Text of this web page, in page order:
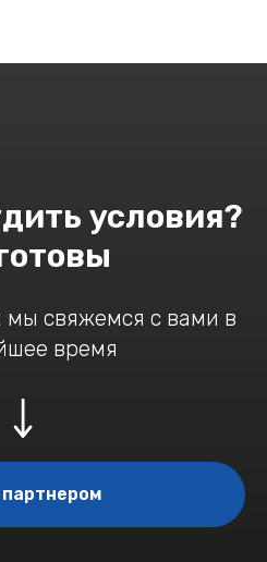
условия?
мы свяжемся с вами в
время